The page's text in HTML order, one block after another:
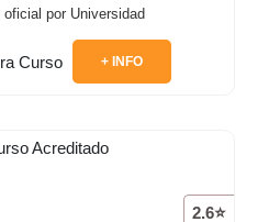
por Universidad
+ INFO
2.6⭐